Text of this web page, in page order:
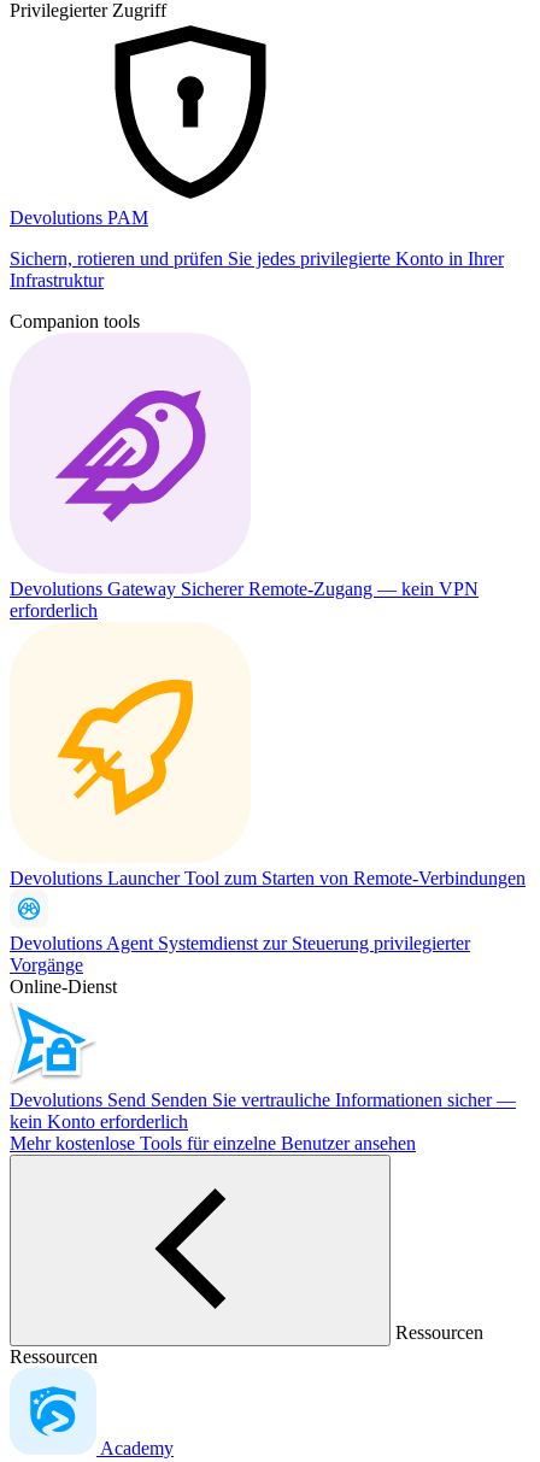
Privilegierter Zugriff
Devolutions PAM
Sichern, rotieren und prüfen Sie jedes privilegierte Konto in Ihrer
Infrastruktur
Companion tools
Devolutions Gateway Sicherer Remote-Zugang — kein VPN
erforderlich
Devolutions LauncherTool zum Starten von Remote-Verbindungen
Devolutions Agent Systemdienst zur Steuerung privilegierter
Vorgänge
Online-Dienst
Devolutions Send Senden Sie vertrauliche Informationen sicher —
kein Konto erforderlich
Mehr kostenlose Tools für einzelne Benutzer ansehen
Ressourcen
Ressourcen
Academy